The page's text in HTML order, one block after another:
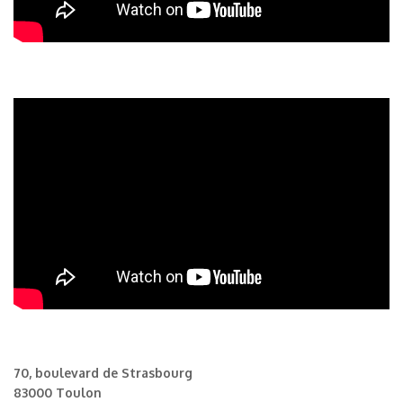
70, boulevard de Strasbourg
83000 Toulon